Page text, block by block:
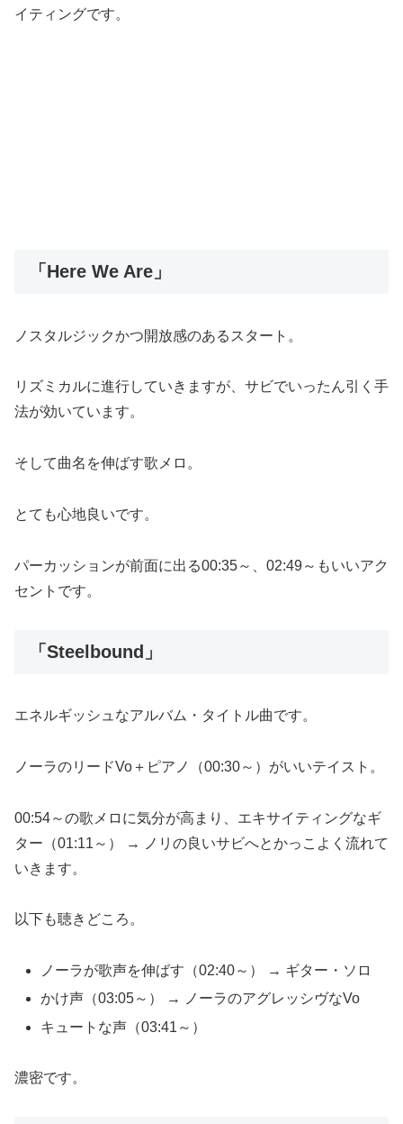
イティングです。
「Here We Are」
ノスタルジックかつ開放感のあるスタート。
リズミカルに進行していきますが、サビでいったん引く手
法が効いています。
そして曲名を伸ばす歌メロ。
とても心地良いです。
パーカッションが前面に出る00:35～、02:49～もいいアク
セントです。
「Steelbound」
エネルギッシュなアルバム・タイトル曲です。
ノーラのリードVo＋ピアノ（00:30～）がいいテイスト。
00:54～の歌メロに気分が高まり、エキサイティングなギ
ター（01:11～） → ノリの良いサビへとかっこよく流れて
いきます。
以下も聴きどころ。
ノーラが歌声を伸ばす（02:40～） → ギター・ソロ
かけ声（03:05～） → ノーラのアグレッシヴなVo
キュートな声（03:41～）
濃密です。